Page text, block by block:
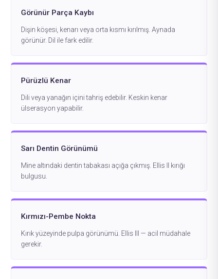
Görünür Parça Kaybı
Dişin köşesi, kenarı veya orta kısmı kırılmış. Aynada
görünür. Dil ile fark edilir.
Pürüzlü Kenar
Dili veya yanağın içini tahriş edebilir. Keskin kenar
ülserasyon yapabilir.
Sarı Dentin Görünümü
Mine altındaki dentin tabakası açığa çıkmış. Ellis II kırığı
bulgusu.
Kırmızı-Pembe Nokta
Kırık yüzeyinde pulpa görünümü. Ellis III — acil müdahale
gerekir.